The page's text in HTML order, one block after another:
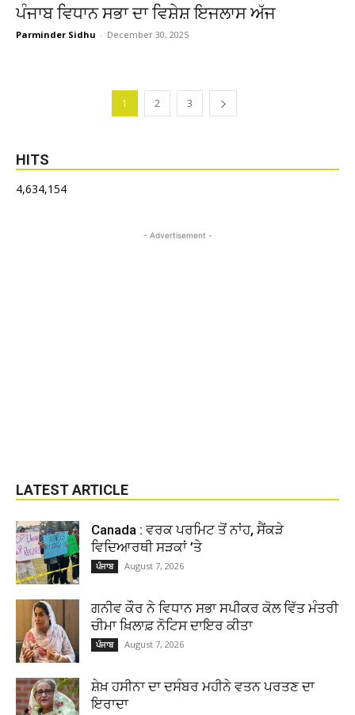
ਪੰਜਾਬ ਵਿਧਾਨ ਸਭਾ ਦਾ ਵਿਸ਼ੇਸ਼ ਇਜਲਾਸ ਅੱਜ
Parminder Sidhu - December 30, 2025
1 2 3
HITS
4,634,154
- Advertisement -
LATEST ARTICLE
Canada : ਵਰਕ ਪਰਮਿਟ ਤੋਂ ਨਾਂਹ, ਸੈਂਕੜੇ
ਵਿਦਿਆਰਥੀ ਸੜਕਾਂ ’ਤੇ
ਪੰਜਾਬ August 7, 2026
ਗਨੀਵ ਕੌਰ ਨੇ ਵਿਧਾਨ ਸਭਾ ਸਪੀਕਰ ਕੋਲ ਵਿੱਤ ਮੰਤਰੀ
ਚੀਮਾ ਖ਼ਿਲਾਫ਼ ਨੋਟਿਸ ਦਾਇਰ ਕੀਤਾ
ਪੰਜਾਬ August 7, 2026
ਸ਼ੇਖ਼ ਹਸੀਨਾ ਦਾ ਦਸੰਬਰ ਮਹੀਨੇ ਵਤਨ ਪਰਤਣ ਦਾ
ਇਰਾਦਾ